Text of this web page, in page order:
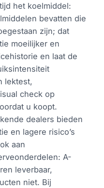
het koelmiddel:
bevatten die
zijn; dat
moeilijker en
en laat de
lektest,
check op
u koopt.
dealers bieden
en lagere risico’s
aan
A-
leverbaar,
niet. Bij